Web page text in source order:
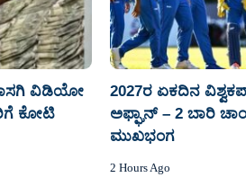
ವಿಡಿಯೋ
ಕೋಟಿ
2027ರ ಏಕದಿನ
ಅಫ್ಘಾನ್‌ – 2 ಬಾರಿ
ಮುಖಭಂಗ
2 Hours Ago